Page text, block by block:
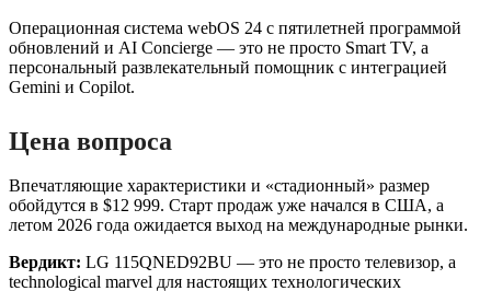
Операционная система webOS 24 с пятилетней программой
обновлений и AI Concierge — это не просто Smart TV, а
персональный развлекательный помощник с интеграцией
Gemini и Copilot.
Цена вопроса
Впечатляющие характеристики и «стадионный» размер
обойдутся в $12 999. Старт продаж уже начался в США, а
летом 2026 года ожидается выход на международные рынки.
Вердикт: LG 115QNED92BU — это не просто телевизор, а
technological marvel для настоящих технологических